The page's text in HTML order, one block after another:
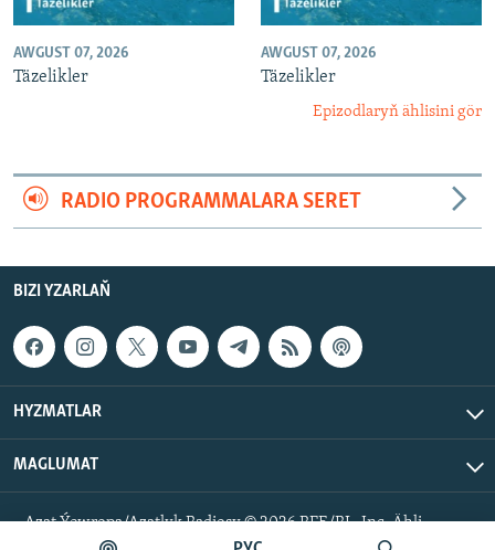
AWGUST 07, 2026
Täzelikler
AWGUST 07, 2026
Täzelikler
Epizodlaryň ählisini gör
RADIO PROGRAMMALARA SERET
BIZI YZARLAŇ
HYZMATLAR
MAGLUMAT
Azat Ýewropa/Azatlyk Radiosy © 2026 RFE/RL, Inc. Ähli
hukuklar goralan.